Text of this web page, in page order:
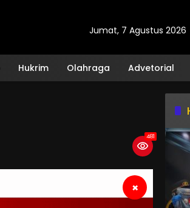
Jumat, 7 Agustus 2026
Hukrim Olahraga Advetorial
481
×